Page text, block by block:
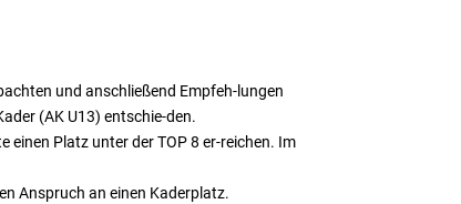
und anschließend Empfeh-lungen
(AK U13) entschie-den.
einen Platz unter der TOP 8 er-reichen. Im
Anspruch an einen Kaderplatz.